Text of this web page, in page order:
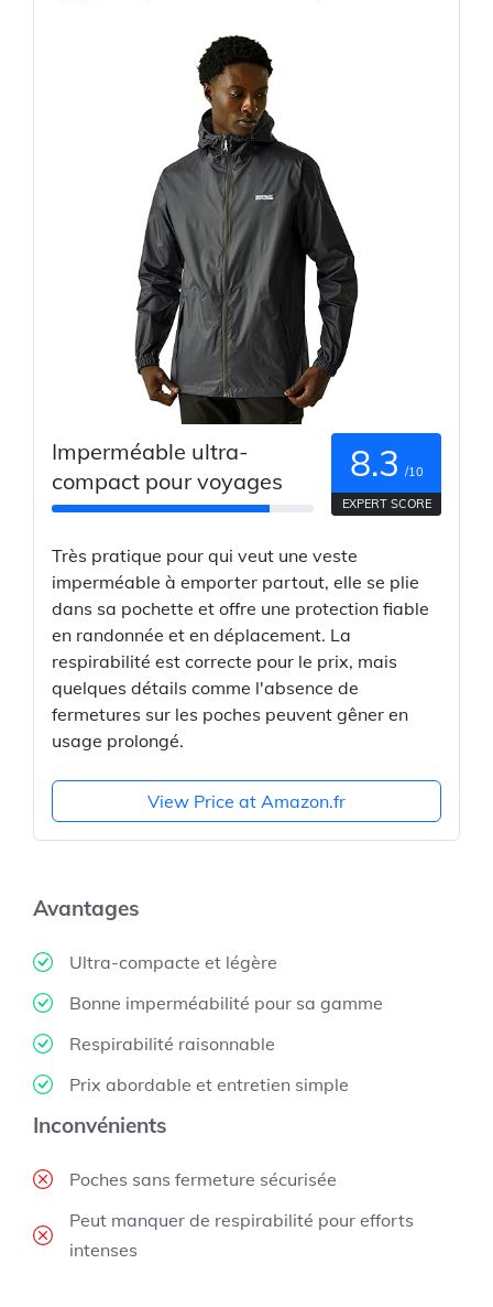
Imperméable ultra-
compact pour voyages
8.3 /10
EXPERT SCORE
Très pratique pour qui veut une veste
imperméable à emporter partout, elle se plie
dans sa pochette et offre une protection fiable
en randonnée et en déplacement. La
respirabilité est correcte pour le prix, mais
quelques détails comme l'absence de
fermetures sur les poches peuvent gêner en
usage prolongé.
View Price at Amazon.fr
Avantages
Ultra-compacte et légère
Bonne imperméabilité pour sa gamme
Respirabilité raisonnable
Prix abordable et entretien simple
Inconvénients
Poches sans fermeture sécurisée
Peut manquer de respirabilité pour efforts
intenses